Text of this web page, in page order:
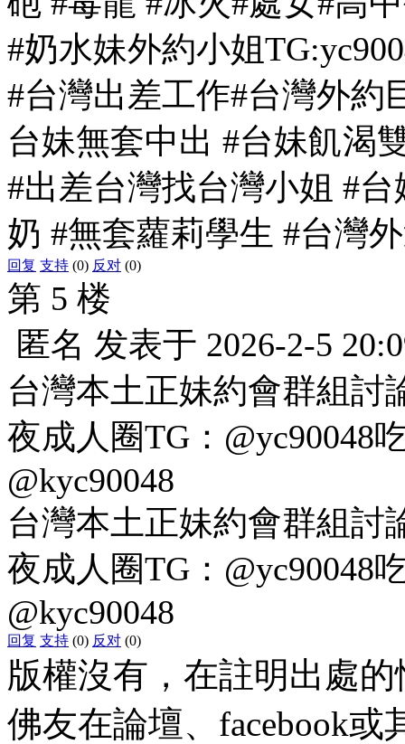
#奶水妹外約小姐
#台灣出差工作#台灣外約
台妹無套中出 #台妹飢渴
#出差台灣找台灣小姐 #台
奶 #無套蘿莉學生 #台灣
回复 支持 (0) 反对 (0)
第 5 楼
匿名 发表于 2026-2-5
台灣本土正妹約會群組討
夜成人圈TG：@yc90048
@kyc90048
台灣本土正妹約會群組討
夜成人圈TG：@yc90048
@kyc90048
回复 支持 (0) 反对 (0)
版權沒有，在註明出處
佛友在論壇、facebook